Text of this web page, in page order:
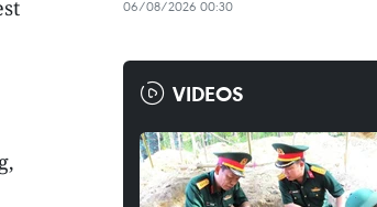
06/08/2026 00:30
VIDEOS